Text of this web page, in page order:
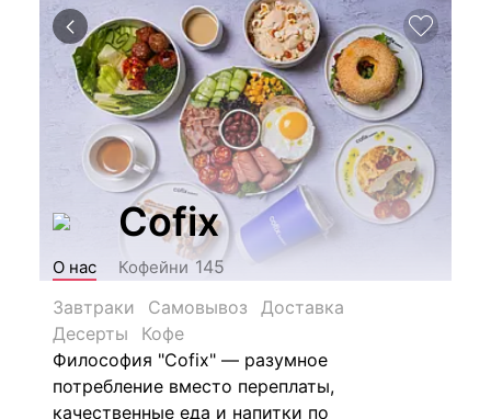
Cofix
О нас Кофейни 145
Завтраки
Самовывоз
Доставка
Десерты
Кофе
Философия "Cofix" — разумное
потребление вместо переплаты,
качественные еда и напитки по